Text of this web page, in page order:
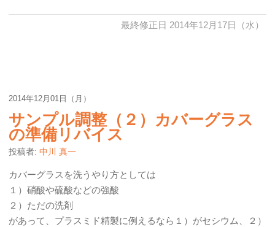
最終修正日 2014年12月17日（水）
2014年12月01日（月）
サンプル調整（２）カバーグラス
の準備リバイス
投稿者: 中川 真一
カバーグラスを洗うやり方としては
１）硝酸や硫酸などの強酸
２）ただの洗剤
があって、プラスミド精製に例えるなら１）がセシウム、２）